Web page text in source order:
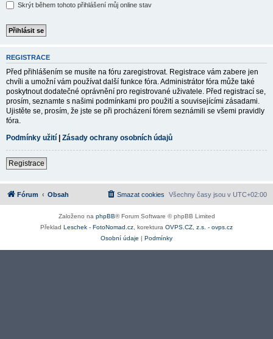
Skrýt během tohoto přihlášení můj online stav
REGISTRACE
Před přihlášením se musíte na fóru zaregistrovat. Registrace vám zabere jen
chvíli a umožní vám používat další funkce fóra. Administrátor fóra může také
poskytnout dodatečné oprávnění pro registrované uživatele. Před registrací se,
prosím, seznamte s našimi podmínkami pro použití a souvisejícími zásadami.
Ujistěte se, prosím, že jste se při procházení fórem seznámili se všemi pravidly
fóra.
Podmínky užití | Zásady ochrany osobních údajů
Registrace
Fórum Obsah Všechny časy jsou v UTC+02:00
Smazat cookies
Založeno na phpBB® Forum Software © phpBB Limited
Překlad Leschek - FotoNomad.cz , korektura OVPS.CZ, z.s. - ovps.cz
Osobní údaje | Podmínky